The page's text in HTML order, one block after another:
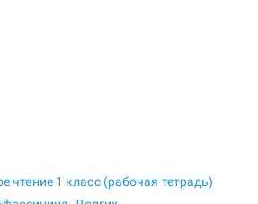
чтение 1 класс (рабочая тетрадь)